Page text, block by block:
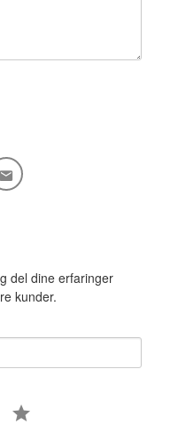
del dine erfaringer
kunder.
5 star